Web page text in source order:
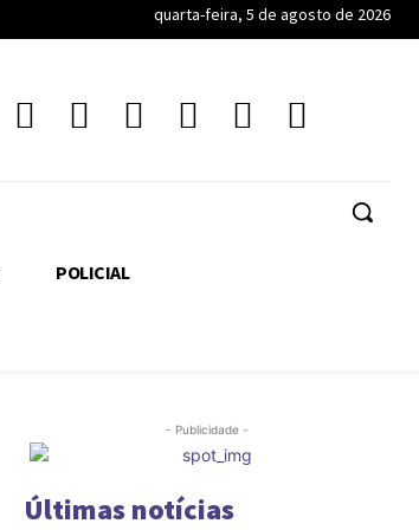
quarta-feira, 5 de agosto de 2026
POLICIAL
- Publicidade -
Últimas notícias